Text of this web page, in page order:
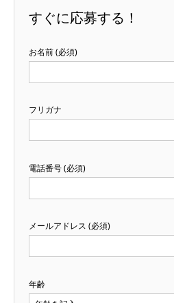
すぐに応募する！
お名前 (必須)
フリガナ
電話番号 (必須)
メールアドレス (必須)
年齢